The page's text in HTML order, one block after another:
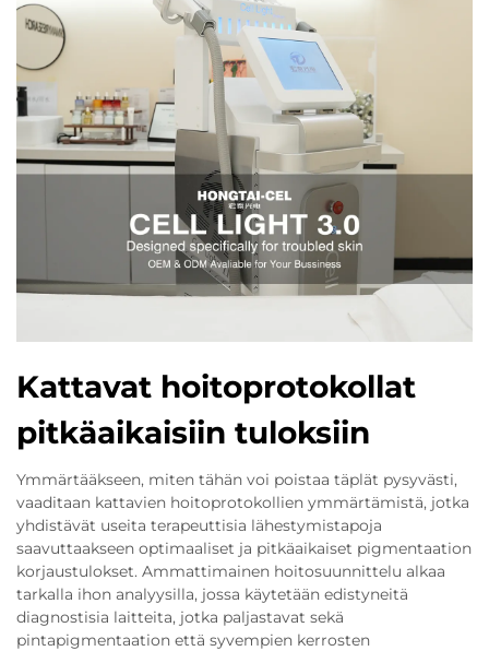
Kattavat hoitoprotokollat
pitkäaikaisiin tuloksiin
Ymmärtääkseen, miten tähän voi poistaa täplät pysyvästi,
vaaditaan kattavien hoitoprotokollien ymmärtämistä, jotka
yhdistävät useita terapeuttisia lähestymistapoja
saavuttaakseen optimaaliset ja pitkäaikaiset pigmentaation
korjaustulokset. Ammattimainen hoitosuunnittelu alkaa
tarkalla ihon analyysilla, jossa käytetään edistyneitä
diagnostisia laitteita, jotka paljastavat sekä
pintapigmentaation että syvempien kerrosten